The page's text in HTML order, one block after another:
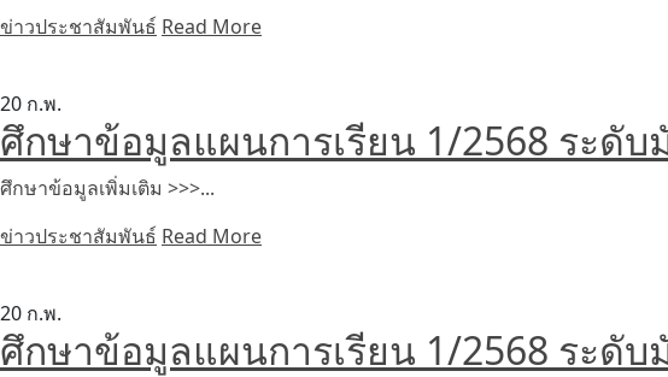
ข่าวประชาสัมพันธ์ Read More
20 ก.พ.
ศึกษาข้อมูลแผนการเรียน 1/2568 ระดับ
ศึกษาข้อมูลเพิ่มเติม >>>...
ข่าวประชาสัมพันธ์ Read More
20 ก.พ.
ศึกษาข้อมูลแผนการเรียน 1/2568 ระดั